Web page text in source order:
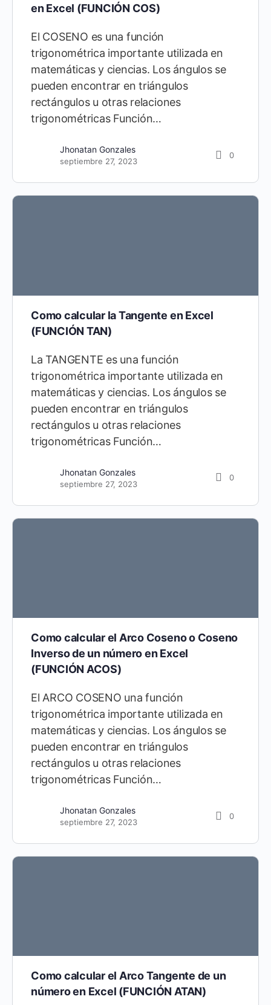
Miguel Vela
abril 7, 2023
en Excel (FUNCIÓN COS)
El COSENO es una función
trigonométrica importante utilizada en
matemáticas y ciencias. Los ángulos se
pueden encontrar en triángulos
rectángulos u otras relaciones
trigonométricas Función…
Jhonatan Gonzales
septiembre 27, 2023
0
Como calcular la Tangente en Excel
(FUNCIÓN TAN)
La TANGENTE es una función
trigonométrica importante utilizada en
matemáticas y ciencias. Los ángulos se
pueden encontrar en triángulos
rectángulos u otras relaciones
trigonométricas Función…
Jhonatan Gonzales
septiembre 27, 2023
0
Como calcular el Arco Coseno o Coseno
Inverso de un número en Excel
(FUNCIÓN ACOS)
El ARCO COSENO una función
trigonométrica importante utilizada en
matemáticas y ciencias. Los ángulos se
pueden encontrar en triángulos
rectángulos u otras relaciones
trigonométricas Función…
Jhonatan Gonzales
septiembre 27, 2023
0
Como calcular el Arco Tangente de un
número en Excel (FUNCIÓN ATAN)